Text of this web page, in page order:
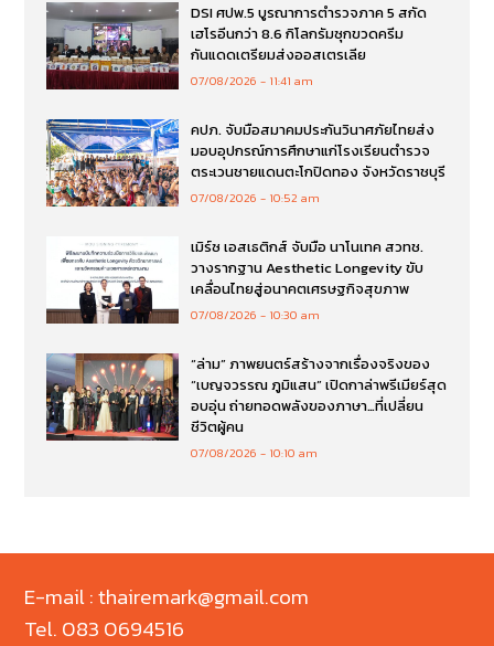
DSI ศปพ.5 บูรณาการตำรวจภาค 5 สกัด
เฮโรอีนกว่า 8.6 กิโลกรัมซุกขวดครีม
กันแดดเตรียมส่งออสเตรเลีย
07/08/2026 11:41 am
คปภ. จับมือสมาคมประกันวินาศภัยไทยส่ง
มอบอุปกรณ์การศึกษาแก่โรงเรียนตำรวจ
ตระเวนชายแดนตะโกปิดทอง จังหวัดราชบุรี
07/08/2026 10:52 am
เมิร์ซ เอสเธติกส์ จับมือ นาโนเทค สวทช.
วางรากฐาน Aesthetic Longevity ขับ
เคลื่อนไทยสู่อนาคตเศรษฐกิจสุขภาพ
07/08/2026 10:30 am
“ล่าม” ภาพยนตร์สร้างจากเรื่องจริงของ
“เบญจวรรณ ภูมิแสน” เปิดกาล่าพรีเมียร์สุด
อบอุ่น ถ่ายทอดพลังของภาษา…ที่เปลี่ยน
ชีวิตผู้คน
07/08/2026 10:10 am
E-mail : thairemark@gmail.com
Tel. 083 0694516